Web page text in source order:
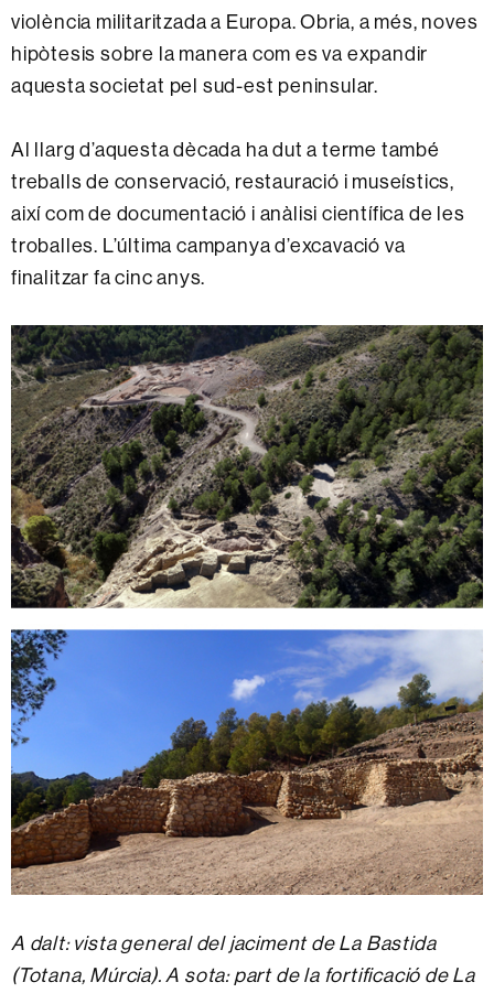
violència militaritzada a Europa. Obria, a més, noves
hipòtesis sobre la manera com es va expandir
aquesta societat pel sud-est peninsular.
Al llarg d’aquesta dècada ha dut a terme també
treballs de conservació, restauració i museístics,
així com de documentació i anàlisi científica de les
troballes. L’última campanya d’excavació va
finalitzar fa cinc anys.
A dalt: vista general del jaciment de La Bastida
(Totana, Múrcia). A sota: part de la fortificació de La